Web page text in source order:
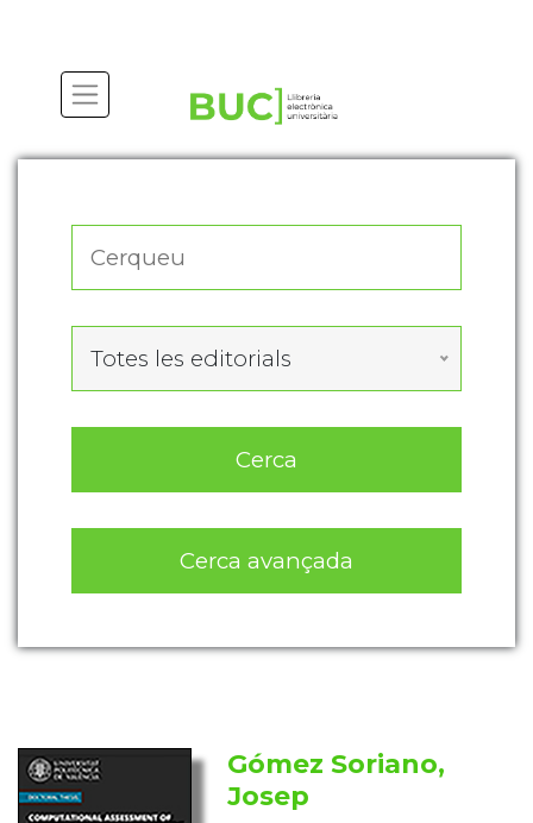
Totes les editorials
Cerca
Cerca avançada
Gómez Soriano,
Josep